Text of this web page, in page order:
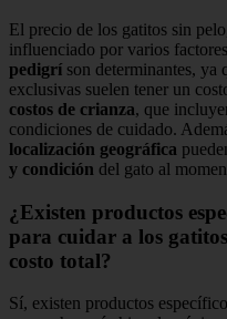
El precio de los gatitos sin
influenciado por varios
pedigrí son determinantes, ya
exclusivas suelen tener un
costos de crianza, que
condiciones de cuidado.
localización geográfica
y condición del gato al
¿Existen productos
para cuidar a los
costo total?
Sí, existen productos